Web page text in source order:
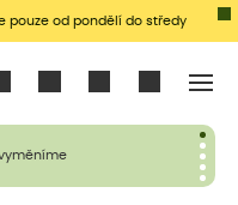
pouze od pondělí do středy